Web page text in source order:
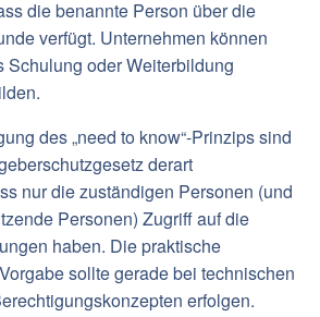
die benannte Person über die
verfügt. Unternehmen können
Schulung oder Weiterbildung
des „need to know“-Prinzips sind
derart
nur die zuständigen Personen (und
Personen) Zugriff auf die
haben. Die praktische
sollte gerade bei technischen
erfolgen.